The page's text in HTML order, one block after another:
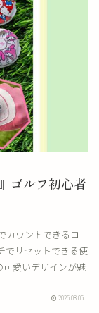
ゴルフ初心者
カウントできるコ
でリセットできる使
可愛いデザインが魅
2026.08.05